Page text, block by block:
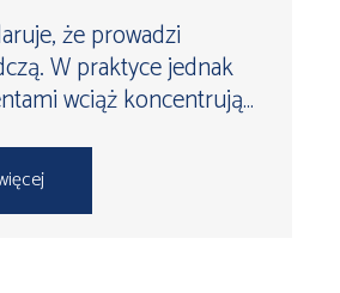
że prowadzi
W praktyce jednak
wciąż koncentrują…